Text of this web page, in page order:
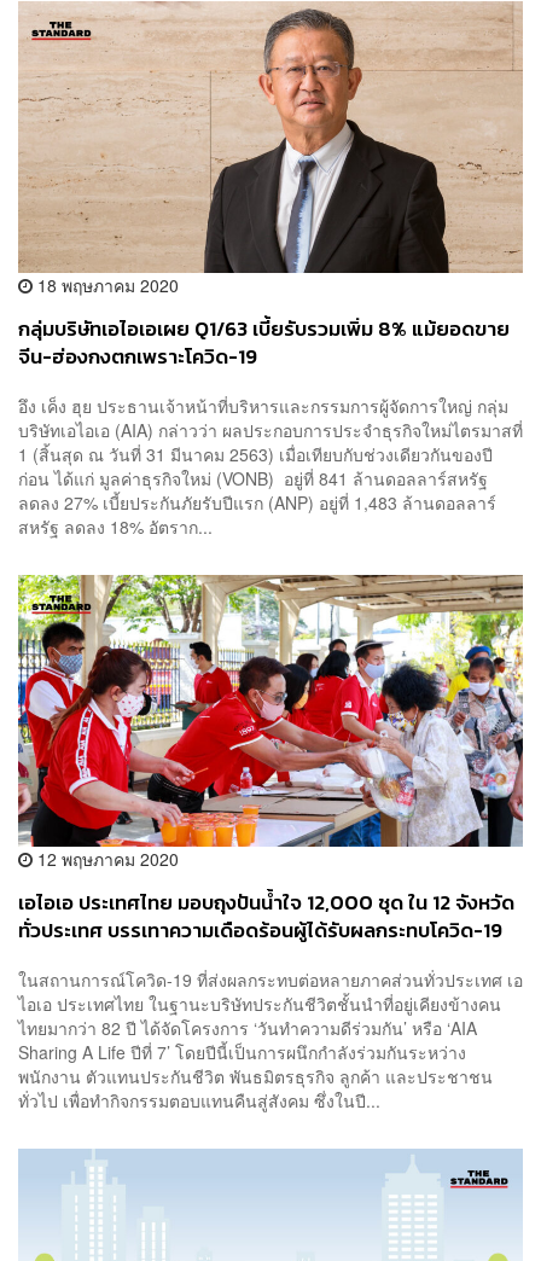
18 พฤษภาคม 2020
กลุ่มบริษัทเอไอเอเผย Q1/63 เบี้ยรับรวมเพิ่ม 8% แม้ยอดขาย
จีน-ฮ่องกงตกเพราะโควิด-19
อึง เค็ง ฮุย ประธานเจ้าหน้าที่บริหารและกรรมการผู้จัดการใหญ่ กลุ่ม
บริษัทเอไอเอ (AIA) กล่าวว่า ผลประกอบการประจำธุรกิจใหม่ไตรมาสที่
1 (สิ้นสุด ณ วันที่ 31 มีนาคม 2563) เมื่อเทียบกับช่วงเดียวกันของปี
ก่อน ได้แก่ มูลค่าธุรกิจใหม่ (VONB) อยู่ที่ 841 ล้านดอลลาร์สหรัฐ
ลดลง 27% เบี้ยประกันภัยรับปีแรก (ANP) อยู่ที่ 1,483 ล้านดอลลาร์
สหรัฐ ลดลง 18% อัตราก...
12 พฤษภาคม 2020
เอไอเอ ประเทศไทย มอบถุงปันน้ำใจ 12,000 ชุด ใน 12 จังหวัด
ทั่วประเทศ บรรเทาความเดือดร้อนผู้ได้รับผลกระทบโควิด-19
ในสถานการณ์โควิด-19 ที่ส่งผลกระทบต่อหลายภาคส่วนทั่วประเทศ เอ
ไอเอ ประเทศไทย ในฐานะบริษัทประกันชีวิตชั้นนำที่อยู่เคียงข้างคน
ไทยมากว่า 82 ปี ได้จัดโครงการ ‘วันทำความดีร่วมกัน’ หรือ ‘AIA
Sharing A Life ปีที่ 7’ โดยปีนี้เป็นการผนึกกำลังร่วมกันระหว่าง
พนักงาน ตัวแทนประกันชีวิต พันธมิตรธุรกิจ ลูกค้า และประชาชน
ทั่วไป เพื่อทำกิจกรรมตอบแทนคืนสู่สังคม ซึ่งในปี...